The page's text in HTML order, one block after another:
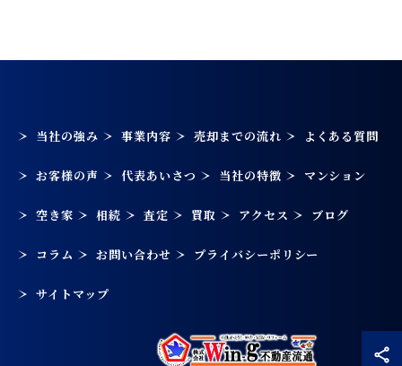
当社の強み 事業内容 売却までの流れ よくある質問
お客様の声 代表あいさつ 当社の特徴 マンション
空き家 相続 査定 買取 アクセス ブログ
コラム お問い合わせ プライバシーポリシー
サイトマップ